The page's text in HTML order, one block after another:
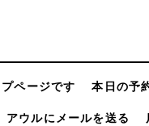
ページです 本日の予
アウルにメールを送る